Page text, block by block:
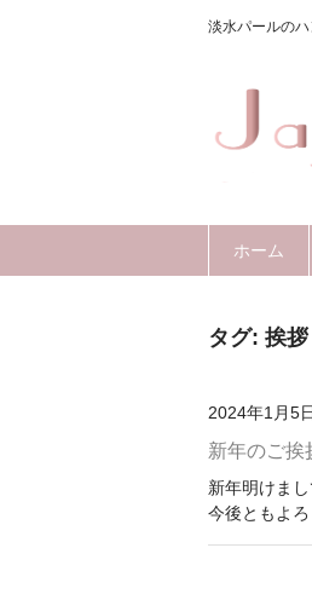
淡水パールの
ホーム
タグ: 挨拶
2024年1月5
新年のご挨
新年明けま
今後ともよ